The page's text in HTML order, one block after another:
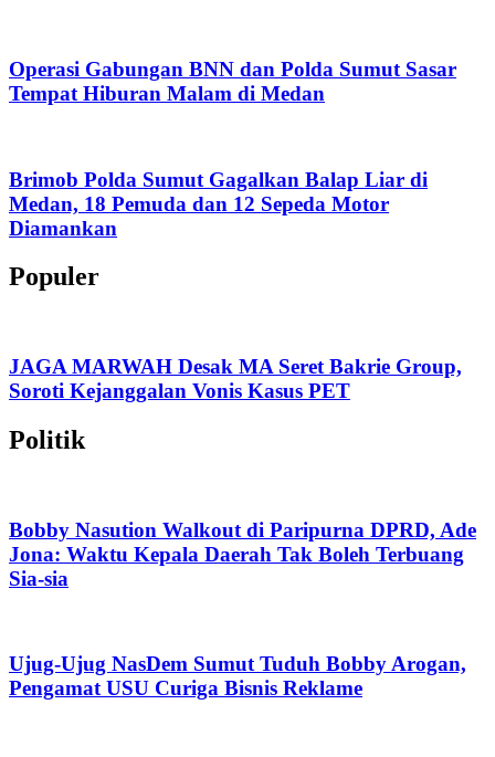
Operasi Gabungan BNN dan Polda Sumut Sasar
Tempat Hiburan Malam di Medan
Brimob Polda Sumut Gagalkan Balap Liar di
Medan, 18 Pemuda dan 12 Sepeda Motor
Diamankan
Populer
JAGA MARWAH Desak MA Seret Bakrie Group,
Soroti Kejanggalan Vonis Kasus PET
Politik
Bobby Nasution Walkout di Paripurna DPRD, Ade
Jona: Waktu Kepala Daerah Tak Boleh Terbuang
Sia-sia
Ujug-Ujug NasDem Sumut Tuduh Bobby Arogan,
Pengamat USU Curiga Bisnis Reklame